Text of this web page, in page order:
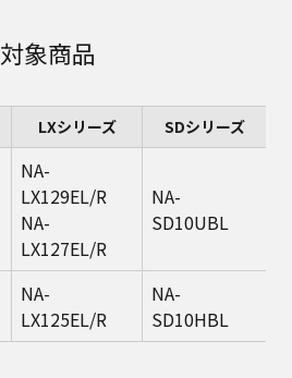
対象商品
LXシリーズ SDシリーズ
NA-
LX129EL/R
NA-
LX127EL/R
NA-
SD10UBL
NA-
LX125EL/R
NA-
SD10HBL